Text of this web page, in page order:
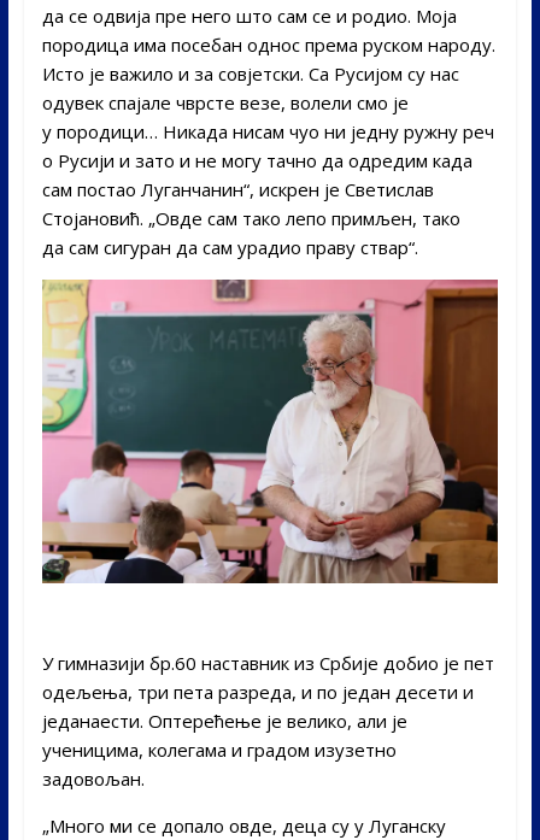
да се одвија пре него што сам се и родио. Моја
породица има посебан однос према руском народу.
Исто је важило и за совјетски. Са Русијом су нас
одувек спајале чврсте везе, волели смо је
у породици… Никада нисам чуо ни једну ружну реч
о Русији и зато и не могу тачно да одредим када
сам постао Луганчанин“, искрен је Светислав
Стојановић. „Овде сам тако лепо примљен, тако
да сам сигуран да сам урадио праву ствар“.
У гимназији бр.60 наставник из Србије добио је пет
одељења, три пета разреда, и по један десети и
једанаести. Оптерећење је велико, али је
ученицима, колегама и градом изузетно
задовољан.
„Много ми се допало овде, деца су у Луганску